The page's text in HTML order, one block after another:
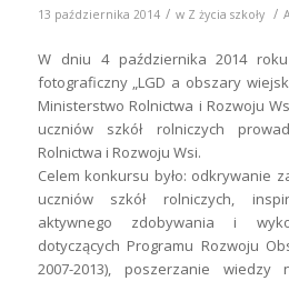
13 października 2014 / w Z życia szkoły /
W dniu 4 października 2014
fotograficzny „LGD a obszary
Ministerstwo Rolnictwa i Rozwoju
uczniów szkół rolniczych
Rolnictwa i Rozwoju Wsi.
Celem konkursu było: odkrywanie
uczniów szkół rolniczych,
aktywnego zdobywania i
dotyczących Programu Rozwoju
2007-2013), poszerzanie